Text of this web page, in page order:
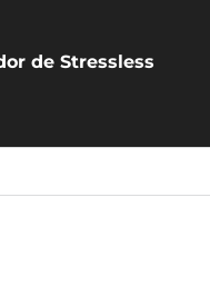
de Stressless